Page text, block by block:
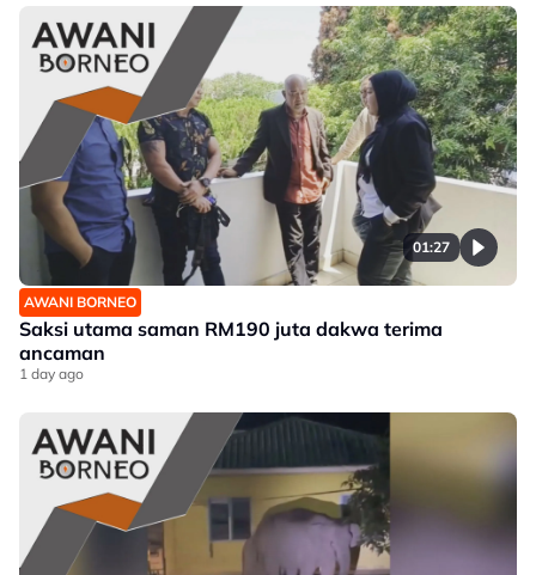
01:27
AWANI BORNEO
Saksi utama saman RM190 juta dakwa terima
ancaman
1 day ago